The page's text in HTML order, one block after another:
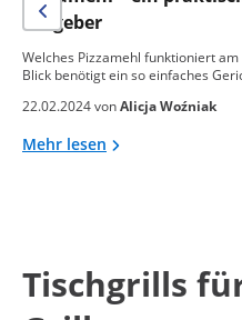
Ratgeber
Welches Pizzamehl funktioniert
Blick benötigt ein so einfaches
22.02.2024 vonAlicja Woźniak
Mehr lesen
Tischgrills